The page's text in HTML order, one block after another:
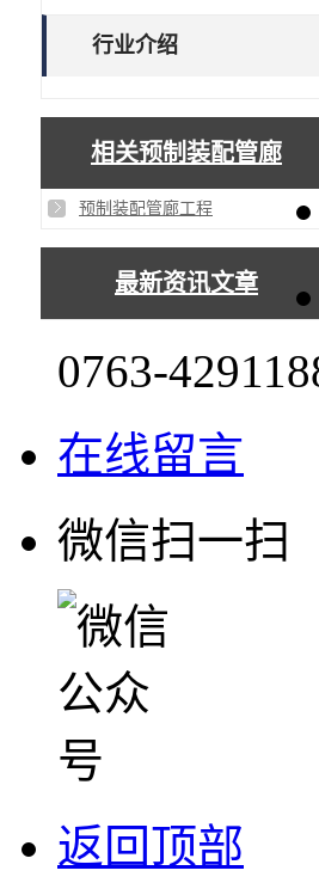
行业介绍
相关预制装配管廊
预制装配管廊工程
最新资讯文章
0763-
在线留言
微信扫一扫
返回顶部